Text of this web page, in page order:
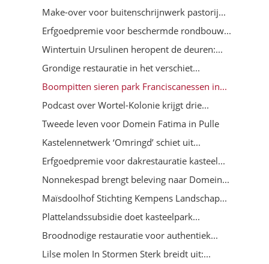
Make-over voor buitenschrijnwerk pastorij...
Erfgoedpremie voor beschermde rondbouw...
Wintertuin Ursulinen heropent de deuren:...
Grondige restauratie in het verschiet...
Boompitten sieren park Franciscanessen in...
Podcast over Wortel-Kolonie krijgt drie...
Tweede leven voor Domein Fatima in Pulle
Kastelennetwerk ‘Omringd’ schiet uit...
Erfgoedpremie voor dakrestauratie kasteel...
Nonnekespad brengt beleving naar Domein...
Maïsdoolhof Stichting Kempens Landschap...
Plattelandssubsidie doet kasteelpark...
Broodnodige restauratie voor authentiek...
Lilse molen In Stormen Sterk breidt uit:...